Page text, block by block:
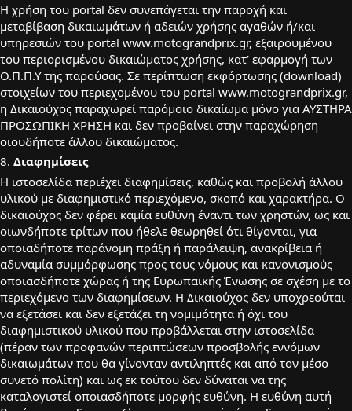
H χρήση του portal δεν συνεπάγεται την παροχή και
μεταβίβαση δικαιωμάτων ή αδειών χρήσης αγαθών ή/και
υπηρεσιών του portal www.motograndprix.gr, εξαιρουμένου
του περιορισμένου δικαιώματος χρήσης, κατ’ εφαρμογή των
Ο.Π.Π.Υ της παρούσας. Σε περίπτωση εκφόρτωσης (download)
στοιχείων του περιεχομένου του portal www.motograndprix.gr,
η Δικαιούχος παραχωρεί παρόμοιο δικαίωμα μόνο για ΑΥΣΤΗΡΑ
ΠΡΟΣΩΠΙΚΗ ΧΡΗΣΗ και δεν προβαίνει στην παραχώρηση
οιουδήποτε άλλου δικαιώματος.
8. Διαφημίσεις
Η ιστοσελίδα περιέχει διαφημίσεις, καθώς και προβολή άλλου
υλικού με διαφημιστικό περιεχόμενο, σκοπό και χαρακτήρα. Ο
δικαιούχος δεν φέρει καμία ευθύνη έναντι των χρηστών, ως και
οιωνδήποτε τρίτων που ήθελε θεωρηθεί ότι θίγονται, για
οποιαδήποτε παράνομη πράξη ή παράλειψη, ανακρίβεια ή
αδυναμία συμμόρφωσης προς τους νόμους και κανονισμούς
οποιασδήποτε χώρας ή της Ευρωπαϊκής Ένωσης σε σχέση με το
περιεχόμενο των διαφημίσεων. H Δικαιούχος δεν υποχρεούται
να εξετάσει και δεν εξετάζει τη νομιμότητα ή όχι του
διαφημιστικού υλικού που προβάλλεται στην ιστοσελίδα
(πέραν των προφανών περιπτώσεων προσβολής εννόμων
δικαιωμάτων που θα γίνονταν αντιληπτές και από τον μέσο
συνετό πολίτη) και ως εκ τούτου δεν δύναται να της
καταλογιστεί οποιασδήποτε μορφής ευθύνη. Η ευθύνη αυτή